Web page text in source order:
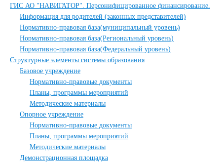
ГИС АО "НАВИГАТОР". Персонифицированное финансирование.
Информация для родителей (законных представителей)
Нормативно-правовая база(муниципальный уровень)
Нормативно-правовая база(Региональный уровень)
Нормативно-правовая база(Федеральный уровень)
Структурные элементы системы образования
Базовое учреждение
Нормативно-правовые документы
Планы, программы мероприятий
Методические материалы
Опорное учреждение
Нормативно-правовые документы
Планы, программы мероприятий
Методические материалы
Демонстрационная площадка